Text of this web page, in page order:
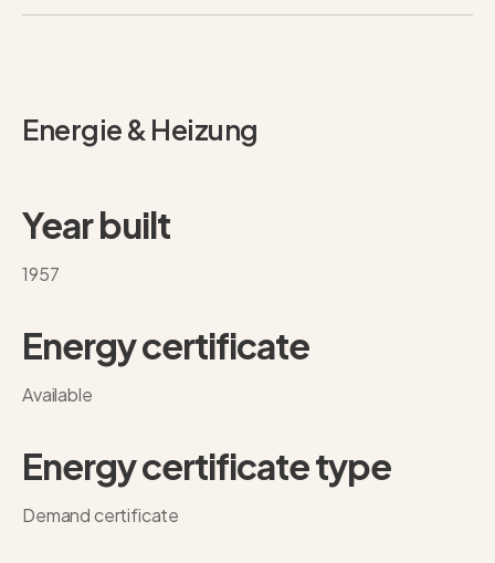
Energie & Heizung
Year built
1957
Energy certificate
Available
Energy certificate type
Demand certificate